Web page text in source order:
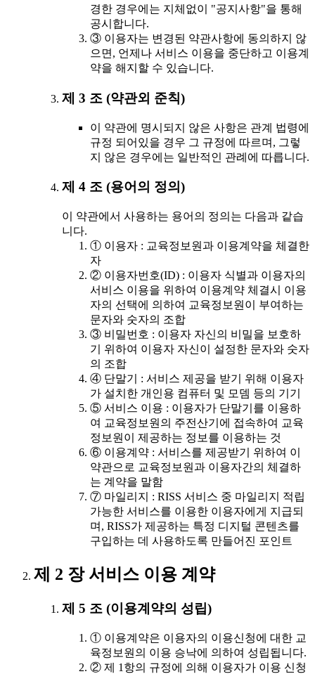
경한 경우에는 지체없이 "공지사항"을 통해
공시합니다.
③ 이용자는 변경된 약관사항에 동의하지 않
으면, 언제나 서비스 이용을 중단하고 이용계
약을 해지할 수 있습니다.
제 3 조 (약관외 준칙)
이 약관에 명시되지 않은 사항은 관계 법령에
규정 되어있을 경우 그 규정에 따르며, 그렇
지 않은 경우에는 일반적인 관례에 따릅니다.
제 4 조 (용어의 정의)
이 약관에서 사용하는 용어의 정의는 다음과 같습
니다.
① 이용자 : 교육정보원과 이용계약을 체결한
자
② 이용자번호(ID) : 이용자 식별과 이용자의
서비스 이용을 위하여 이용계약 체결시 이용
자의 선택에 의하여 교육정보원이 부여하는
문자와 숫자의 조합
③ 비밀번호 : 이용자 자신의 비밀을 보호하
기 위하여 이용자 자신이 설정한 문자와 숫자
의 조합
④ 단말기 : 서비스 제공을 받기 위해 이용자
가 설치한 개인용 컴퓨터 및 모뎀 등의 기기
⑤ 서비스 이용 : 이용자가 단말기를 이용하
여 교육정보원의 주전산기에 접속하여 교육
정보원이 제공하는 정보를 이용하는 것
⑥ 이용계약 : 서비스를 제공받기 위하여 이
약관으로 교육정보원과 이용자간의 체결하
는 계약을 말함
⑦ 마일리지 : RISS 서비스 중 마일리지 적립
가능한 서비스를 이용한 이용자에게 지급되
며, RISS가 제공하는 특정 디지털 콘텐츠를
구입하는 데 사용하도록 만들어진 포인트
제 2 장 서비스 이용 계약
제 5 조 (이용계약의 성립)
① 이용계약은 이용자의 이용신청에 대한 교
육정보원의 이용 승낙에 의하여 성립됩니다.
② 제 1항의 규정에 의해 이용자가 이용 신청